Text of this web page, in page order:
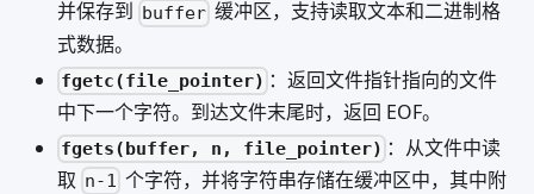
并保存到 buffer 缓冲区，支持读取文本和二进制格
式数据。
fgetc(file_pointer) ：返回文件指针指向的文件
中下一个字符。到达文件末尾时，返回 EOF。
fgets(buffer, n, file_pointer) ：从文件中读
取 n-1 个字符，并将字符串存储在缓冲区中，其中附